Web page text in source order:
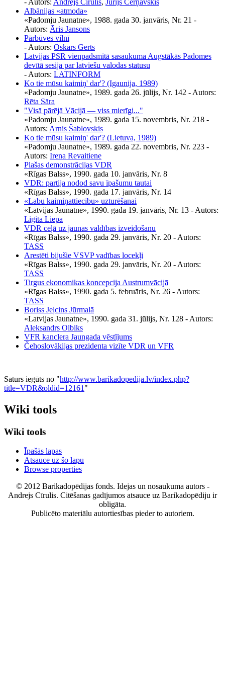
Albānijas «atmoda»
«Padomju Jaunatne», 1988. gada 30. janvāris, Nr. 21 -
Autors: Āris Jansons
Pārbūves vilnī
- Autors: Oskars Gerts
Latvijas PSR vienpadsmitā sasaukuma Augstākās Padomes
devītā sesija par latviešu valodas statusu
- Autors: LATINFORM
Ko tie mūsu kaimiņ' dar'? (Igaunija, 1989)
«Padomju Jaunatne», 1989. gada 26. jūlijs, Nr. 142 - Autors:
Rēta Sāra
"Visā pārējā Vācijā — viss mierīgi..."
«Padomju Jaunatne», 1989. gada 15. novembris, Nr. 218 -
Autors: Arnis Šablovskis
Ko tie mūsu kaimiņ' dar'? (Lietuva, 1989)
«Padomju Jaunatne», 1989. gada 22. novembris, Nr. 223 -
Autors: Irena Revaitiene
Plašas demonstrācijas VDR
«Rīgas Balss», 1990. gada 10. janvāris, Nr. 8
VDR: partija nodod savu īpašumu tautai
«Rīgas Balss», 1990. gada 17. janvāris, Nr. 14
«Labu kaimiņattiecību» uzturēšanai
«Latvijas Jaunatne», 1990. gada 19. janvāris, Nr. 13 - Autors:
Ligita Liepa
VDR ceļā uz jaunas valdības izveidošanu
«Rīgas Balss», 1990. gada 29. janvāris, Nr. 20 - Autors:
TASS
Arestēti bijušie VSVP vadības locekļi
«Rīgas Balss», 1990. gada 29. janvāris, Nr. 20 - Autors:
TASS
Tirgus ekonomikas koncepcija Austrumvācijā
«Rīgas Balss», 1990. gada 5. februāris, Nr. 26 - Autors:
TASS
Boriss Jeļcins Jūrmalā
«Latvijas Jaunatne», 1990. gada 31. jūlijs, Nr. 128 - Autors:
Aleksandrs Olbiks
VFR kanclera Jaungada vēstījums
Čehoslovākijas prezidenta vizīte VDR un VFR
Saturs iegūts no "http://www.barikadopedija.lv/index.php?
title=VDR&oldid=12161 "
Wiki tools
Wiki tools
Īpašās lapas
Atsauce uz šo lapu
Browse properties
© 2012 Barikadopēdijas fonds. Idejas un nosaukuma autors -
Andrejs Cīrulis. Citēšanas gadījumos atsauce uz Barikadopēdiju ir
obligāta.
Publicēto materiālu autortiesības pieder to autoriem.